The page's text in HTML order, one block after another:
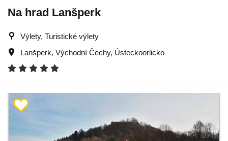
Na hrad Lanšperk
Výlety, Turistické výlety
Lanšperk, Východní Čechy, Ústeckoorlicko